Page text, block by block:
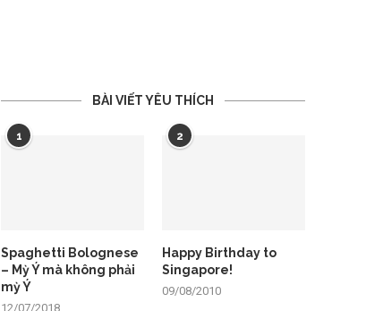
BÀI VIẾT YÊU THÍCH
1
Spaghetti Bolognese
– Mỳ Ý mà không phải
mỳ Ý
12/07/2018
2
Happy Birthday to
Singapore!
09/08/2010